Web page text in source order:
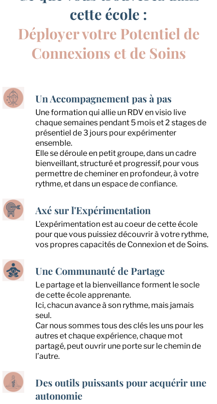
cette école :
Déployer votre Potentiel de
Connexions et de Soins
Un Accompagnement pas à pas
Une formation qui allie un RDV en visio live
chaque semaines pendant 5 mois et 2 stages de
présentiel de 3 jours pour expérimenter
ensemble.
Elle se déroule en petit groupe, dans un cadre
bienveillant, structuré et progressif, pour vous
permettre de cheminer en profondeur, à votre
rythme, et dans un espace de confiance.
Axé sur l'Expérimentation
L'expérimentation est au coeur de cette école
pour que vous puissiez découvrir à votre rythme,
vos propres capacités de Connexion et de Soins.
Une Communauté de Partage
Le partage et la bienveillance forment le socle
de cette école apprenante.
Ici, chacun avance à son rythme, mais jamais
seul.
Car nous sommes tous des clés les uns pour les
autres et chaque expérience, chaque mot
partagé, peut ouvrir une porte sur le chemin de
l’autre.
Des outils puissants pour acquérir une
autonomie